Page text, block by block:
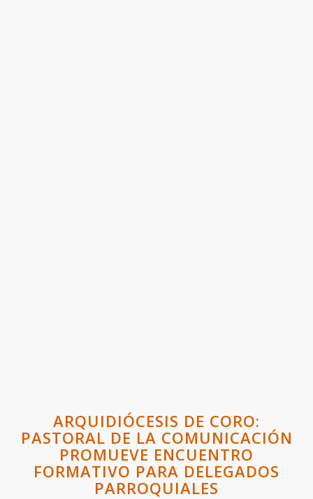
ARQUIDIÓCESIS DE CORO:
PASTORAL DE LA COMUNICACIÓN
PROMUEVE ENCUENTRO
FORMATIVO PARA DELEGADOS
PARROQUIALES